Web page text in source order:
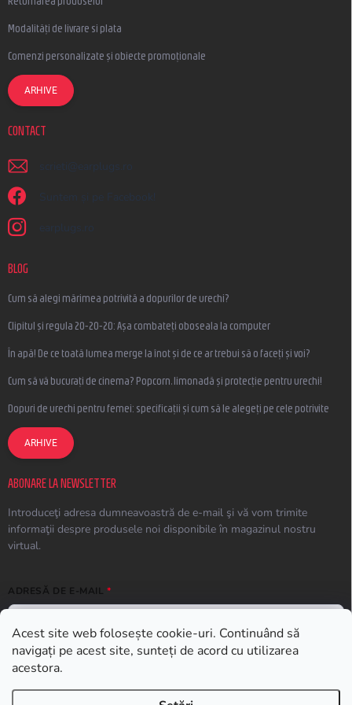
Acest site web folosește cookie-uri. Continuând să
navigați pe acest site, sunteți de acord cu utilizarea
acestora.
Modalități de livrare si plata
Comenzi personalizate și obiecte promoționale
ARHIVE
CONTACT
scrieti @ earplugs.ro
Suntem și pe Facebook!
earplugs.ro
BLOG
Cum să alegi mărimea potrivită a dopurilor de urechi?
Clipitul și regula 20-20-20: Așa combateți oboseala la computer
În apă! De ce toată lumea merge la înot și de ce ar trebui să o faceți și voi?
Cum să vă bucurați de cinema? Popcorn, limonadă și protecție pentru urechi!
Dopuri de urechi pentru femei: specificații și cum să le alegeți pe cele potrivite
ARHIVE
ABONARE LA NEWSLETTER
Introduceţi adresa dumneavoastră de e-mail şi vă vom trimite
informaţii despre produsele noi disponibile în magazinul nostru
virtual.
ADRESĂ DE E-MAIL
ABONARE